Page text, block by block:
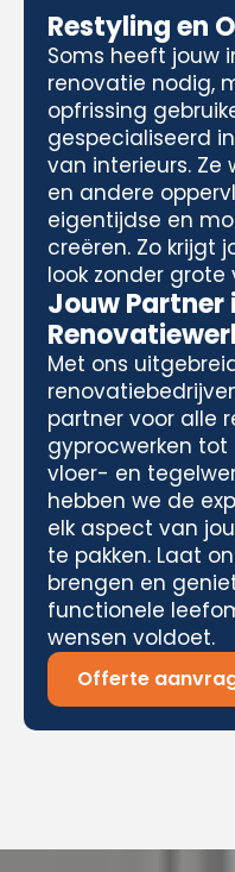
Restyling en
Soms heeft jouw
renovatie nodig,
opfrissing
gespecialiseerd
van interieurs. Ze
en andere
eigentijdse en
creëren. Zo krijgt
look zonder grote
Jouw Partner
Met ons
partner voor alle
gyprocwerken tot
vloer- en
hebben we de
elk aspect van
te pakken. Laat
brengen en
functionele
wensen voldoet.
Offerte